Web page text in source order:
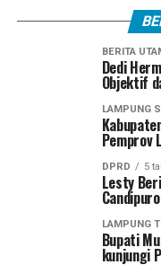
BERITA
Dedi
Objektif
LAMPUNG
Pemprov
DPRD 5
Lesty
Candipuro
LAMPUNG
Bupati
kunjungi